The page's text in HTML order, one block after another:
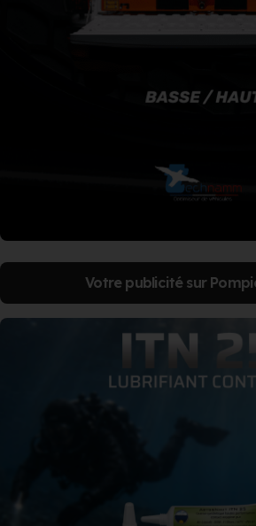
Votre publicité sur